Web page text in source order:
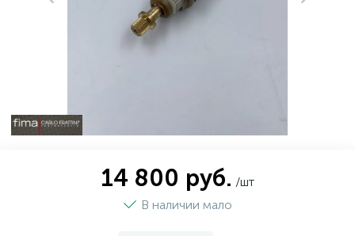
14 800 руб. /шт
В наличии мало